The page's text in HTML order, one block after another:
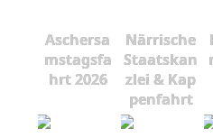
Aschersa
mstagsfa
hrt 2026
Närrische
Staatskan
zlei & Kap
penfahrt